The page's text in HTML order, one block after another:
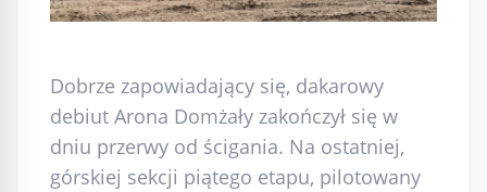
Dobrze zapowiadający się, dakarowy
debiut Arona Domżały zakończył się w
dniu przerwy od ścigania. Na ostatniej,
górskiej sekcji piątego etapu, pilotowany